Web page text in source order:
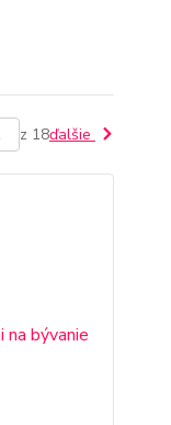
z 18ďalšie